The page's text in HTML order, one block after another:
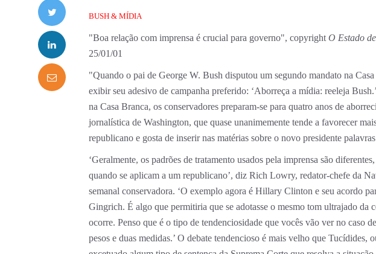
BUSH & MÍDIA
"Boa relação com imprensa é crucial para governo", copyright O Estado
25/01/01
"Quando o pai de George W. Bush disputou um segundo mandato na
exibir seu adesivo de campanha preferido: ‘Aborreça a mídia: reeleja
na Casa Branca, os conservadores preparam-se para quatro anos de
jornalística de Washington, que quase unanimemente tende a favorecer
republicano e gosta de inserir nas matérias sobre o novo presidente palavras
‘Geralmente, os padrões de tratamento usados pela imprensa são
quando se aplicam a um republicano’, diz Rich Lowry, redator-chefe da
semanal conservadora. ‘O exemplo agora é Hillary Clinton e seu acordo
Gingrich. É algo que permitiria que se adotasse o mesmo tom ultrajado da
ocorre. Penso que é o tipo de tendenciosidade que vocês vão ver no caso
pesos e duas medidas.’ O debate tendencioso é mais velho que Tucídides,